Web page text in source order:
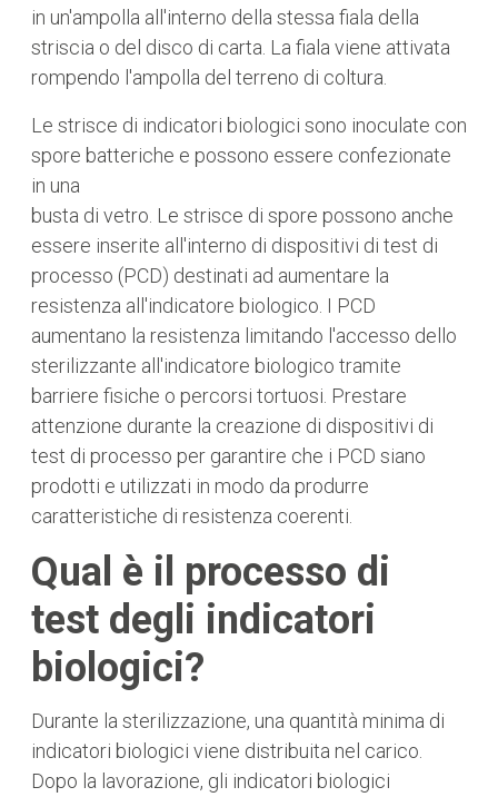
in un'ampolla all'interno della stessa fiala della
striscia o del disco di carta. La fiala viene attivata
rompendo l'ampolla del terreno di coltura.
Le strisce di indicatori biologici sono inoculate con
spore batteriche e possono essere confezionate
in una
busta di vetro. Le strisce di spore possono anche
essere inserite all'interno di dispositivi di test di
processo (PCD) destinati ad aumentare la
resistenza all'indicatore biologico. I PCD
aumentano la resistenza limitando l'accesso dello
sterilizzante all'indicatore biologico tramite
barriere fisiche o percorsi tortuosi. Prestare
attenzione durante la creazione di dispositivi di
test di processo per garantire che i PCD siano
prodotti e utilizzati in modo da produrre
caratteristiche di resistenza coerenti.
Qual è il processo di
test degli indicatori
biologici?
Durante la sterilizzazione, una quantità minima di
indicatori biologici viene distribuita nel carico.
Dopo la lavorazione, gli indicatori biologici